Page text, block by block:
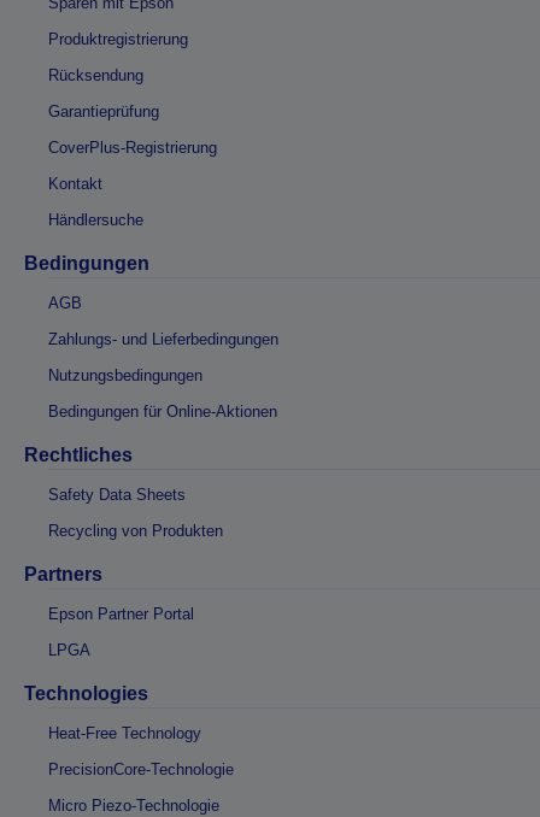
Produktregistrierung
Rücksendung
Garantieprüfung
CoverPlus-Registrierung
Kontakt
Händlersuche
Bedingungen
AGB
Zahlungs- und Lieferbedingungen
Nutzungsbedingungen
Bedingungen für Online-Aktionen
Rechtliches
Safety Data Sheets
Recycling von Produkten
Partners
Epson Partner Portal
LPGA
Technologies
Heat-Free Technology
PrecisionCore-Technologie
Micro Piezo-Technologie